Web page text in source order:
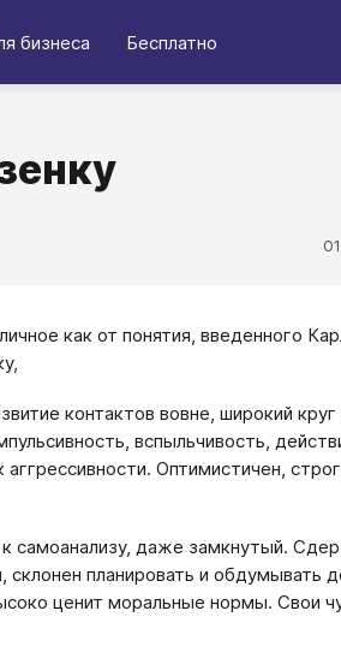
бизнеса Бесплатно
как от понятия, введенного
контактов вовне, широкий
вспыльчивость,
Оптимистичен,
самоанализу, даже замкнутый.
планировать и обдумывать
ценит моральные нормы. Свои